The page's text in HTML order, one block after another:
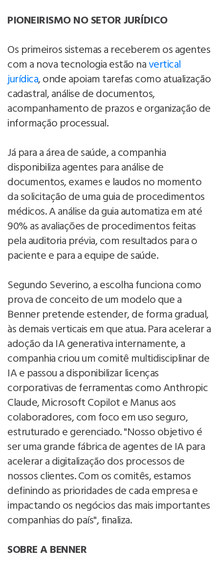
PIONEIRISMO NO SETOR JURÍDICO
Os primeiros sistemas a receberem os agentes
com a nova tecnologia estão navertical
jurídica, onde apoiam tarefas como atualização
cadastral, análise de documentos,
acompanhamento de prazos e organização de
informação processual.
Já para a área de saúde, a companhia
disponibiliza agentes para análise de
documentos, exames e laudos no momento
da solicitação de uma guia de procedimentos
médicos. A análise da guia automatiza em até
90% as avaliações de procedimentos feitas
pela auditoria prévia, com resultados para o
paciente e para a equipe de saúde.
Segundo Severino, a escolha funciona como
prova de conceito de um modelo que a
Benner pretende estender, de forma gradual,
às demais verticais em que atua. Para acelerar a
adoção da IA generativa internamente, a
companhia criou um comitê multidisciplinar de
IA e passou a disponibilizar licenças
corporativas de ferramentas como Anthropic
Claude, Microsoft Copilot e Manus aos
colaboradores, com foco em uso seguro,
estruturado e gerenciado. "Nosso objetivo é
ser uma grande fábrica de agentes de IA para
acelerar a digitalização dos processos de
nossos clientes. Com os comitês, estamos
definindo as prioridades de cada empresa e
impactando os negócios das mais importantes
companhias do país", finaliza.
SOBRE A BENNER